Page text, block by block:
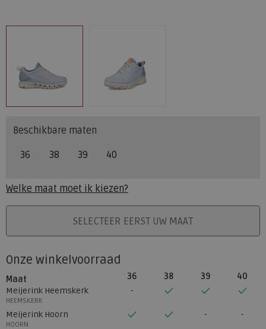
Beschikbare maten
36 38 39 40
Welke maat moet ik kiezen?
PLAATS IN WINKELMANDSELECTEER EERST UW MAAT
Onze winkelvoorraad
Maat 36 38 39
40
Meijerink Heemskerk
HEEMSKERK
Meijerink Hoorn
HOORN